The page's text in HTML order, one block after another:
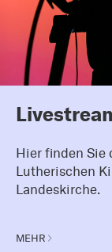
Hier finden Sie
Lutherischen
Landeskirche.
MEHR